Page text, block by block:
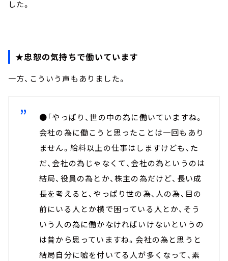
した。
★忠恕の気持ちで働いています
一方、こういう声もありました。
●「やっぱり、世の中の為に働いていますね。
会社の為に働こうと思ったことは一回もあり
ません。給料以上の仕事はしますけども、た
だ、会社の為じゃなくて、会社の為というのは
結局、役員の為とか、株主の為だけど、長い成
長を考えると、やっぱり世の為、人の為、目の
前にいる人とか横で困っている人とか、そう
いう人の為に働かなければいけないというの
は昔から思っていますね。会社の為と思うと
結局自分に嘘を付いてる人が多くなって、素